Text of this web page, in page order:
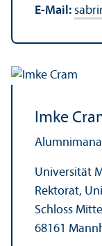
E-Mail:
Imke
Universität
Rektorat,
Schloss
68161